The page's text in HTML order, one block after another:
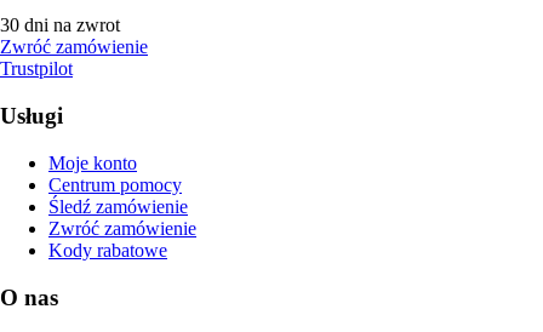
30 dni na zwrot
Zwróć zamówienie
Trustpilot
Usługi
Moje konto
Centrum pomocy
Śledź zamówienie
Zwróć zamówienie
Kody rabatowe
O nas